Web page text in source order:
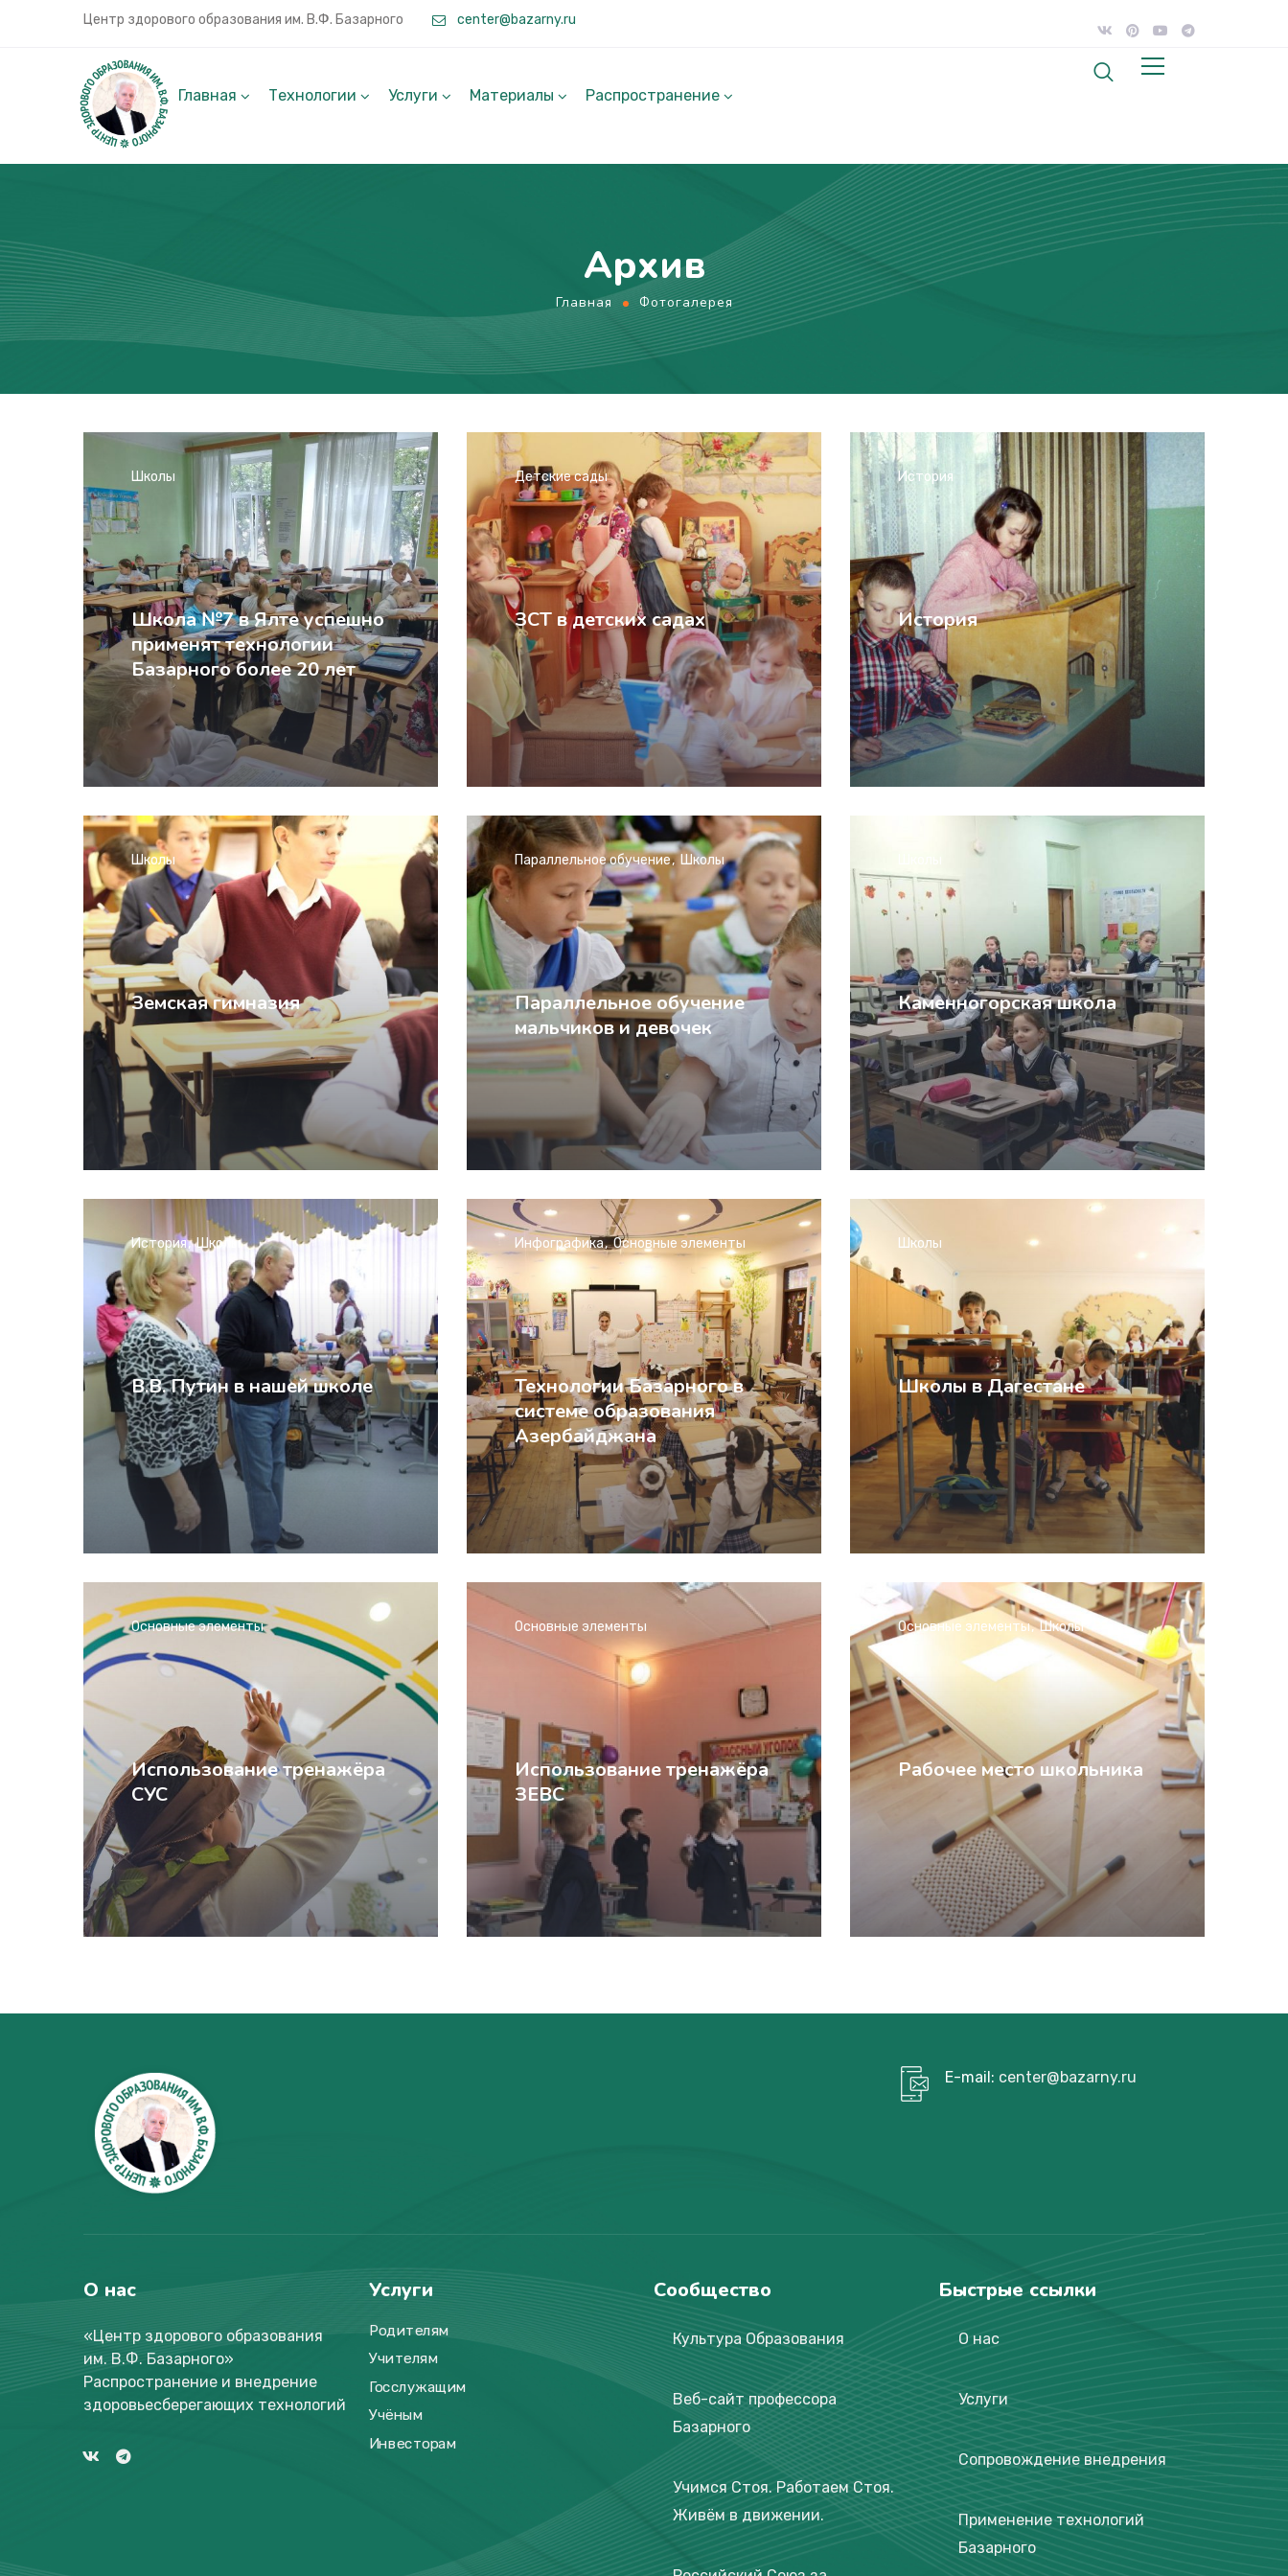
Центр здорового образования им. В.Ф. Базарного center@bazarny.ru
Главная Технологии Услуги Материалы Распространение
Архив
Главная Фотогалерея
Школа №7 в Ялте успешно
применят технологии
Базарного более 20 лет
Школы
ЗСТ в детских садах
Детские сады
История
История
Земская гимназия
Школы
Параллельное обучение
мальчиков и девочек
Параллельное обучение Школы
Каменногорская школа
В.В. Путин в нашей школе
История Школы
Технологии Базарного в
системе образования
Азербайджана
Инфографика Основные элементы
Школы в Дагестане
Школы
Использование тренажёра
СУС
Основные элементы
Использование тренажёра
ЗЕВС
Основные элементы
Рабочее место школьника
Основные элементы Школы
E-mail: center@bazarny.ru
О нас
«Центр здорового образования
им. В.Ф. Базарного»
Распространение и внедрение
здоровьесберегающих технологий
Услуги
Родителям
Учителям
Госслужащим
Учёным
Инвесторам
Сообщество
Культура Образования
Веб-сайт профессора
Базарного
Учимся Стоя. Работаем Стоя.
Живём в движении.
Быстрые ссылки
О нас
Услуги
Сопровождение внедрения
Применение технологий
Базарного